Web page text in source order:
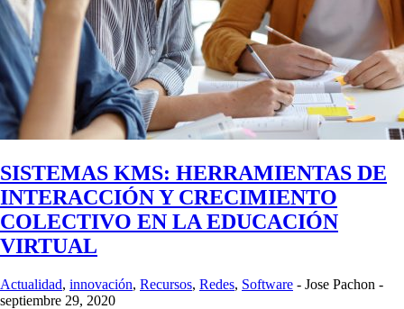
SISTEMAS KMS: HERRAMIENTAS DE
INTERACCIÓN Y CRECIMIENTO
COLECTIVO EN LA EDUCACIÓN
VIRTUAL
Actualidad, innovación, Recursos, Redes, Software - Jose Pachon -
septiembre 29, 2020